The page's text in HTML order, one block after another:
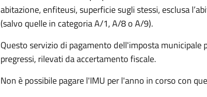
abitazione, enfiteusi, superficie sugli stessi, esclusa
(salvo quelle in categoria A/1, A/8 o A/9).
Questo servizio di pagamento dell'imposta municipale
pregressi, rilevati da accertamento fiscale.
Non è possibile pagare l'IMU per l'anno in corso con